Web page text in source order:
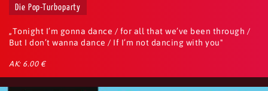
Die Pop-Turboparty
„Tonight I’m gonna dance / for all that we’ve been through /
But I don’t wanna dance / If I’m not dancing with you"
AK: 6.00 €